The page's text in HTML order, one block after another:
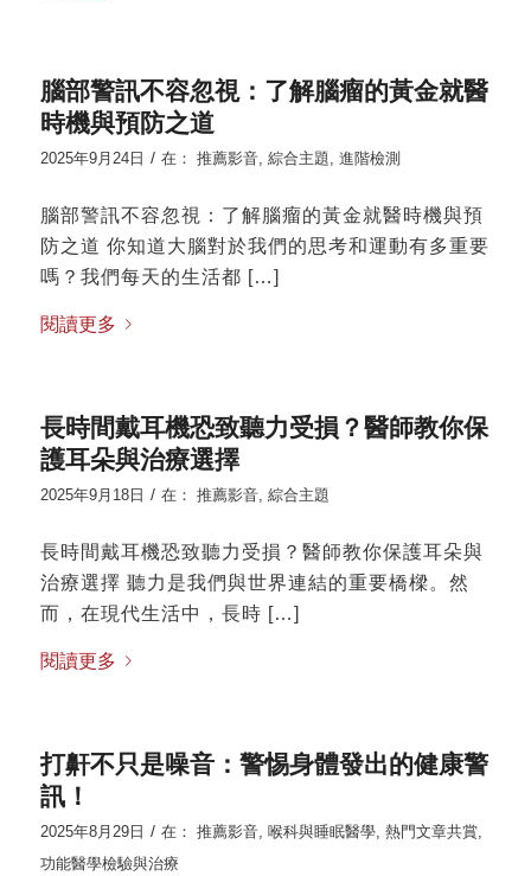
腦部警訊不容忽視：了解腦瘤的黃金就醫
時機與預防之道
2025年9月24日 / 在： 推薦影音, 綜合主題, 進階檢測
腦部警訊不容忽視：了解腦瘤的黃金就醫時機與預
防之道 你知道大腦對於我們的思考和運動有多重要
嗎？我們每天的生活都 […]
閱讀更多
長時間戴耳機恐致聽力受損？醫師教你保
護耳朵與治療選擇
2025年9月18日 / 在： 推薦影音, 綜合主題
長時間戴耳機恐致聽力受損？醫師教你保護耳朵與
治療選擇 聽力是我們與世界連結的重要橋樑。然
而，在現代生活中，長時 […]
閱讀更多
打鼾不只是噪音：警惕身體發出的健康警
訊！
2025年8月29日 / 在： 推薦影音, 喉科與睡眠醫學, 熱門文章共賞,
功能醫學檢驗與治療